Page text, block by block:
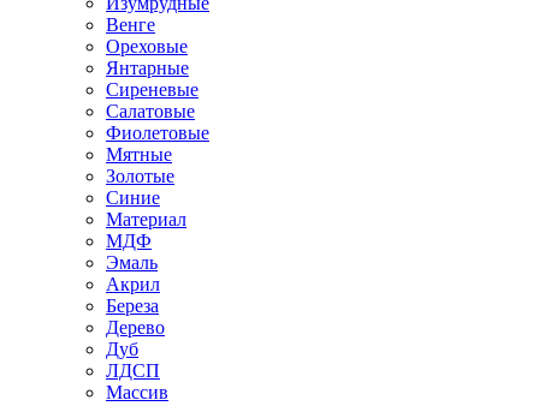
Венге
Ореховые
Янтарные
Сиреневые
Салатовые
Фиолетовые
Мятные
Золотые
Синие
Материал
МДФ
Эмаль
Акрил
Береза
Дерево
Дуб
ЛДСП
Массив